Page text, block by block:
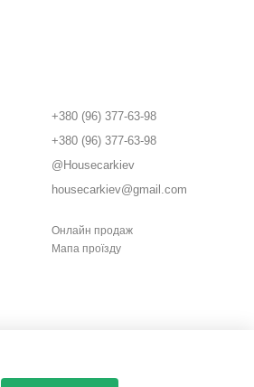
+380 (96) 377-63-98
+380 (96) 377-63-98
@Housecarkiev
housecarkiev@gmail.com
Онлайн продаж
Мапа проїзду